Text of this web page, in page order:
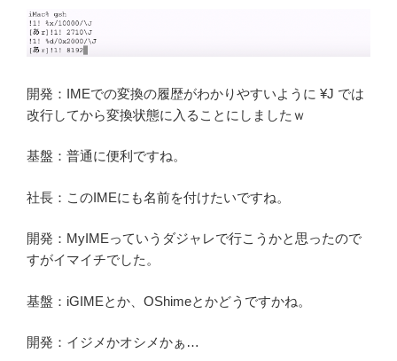
開発：IMEでの変換の履歴がわかりやすいように ¥J では
改行してから変換状態に入ることにしましたｗ
基盤：普通に便利ですね。
社長：このIMEにも名前を付けたいですね。
開発：MyIMEっていうダジャレで行こうかと思ったので
すがイマイチでした。
基盤：iGIMEとか、OShimeとかどうですかね。
開発：イジメかオシメかぁ…